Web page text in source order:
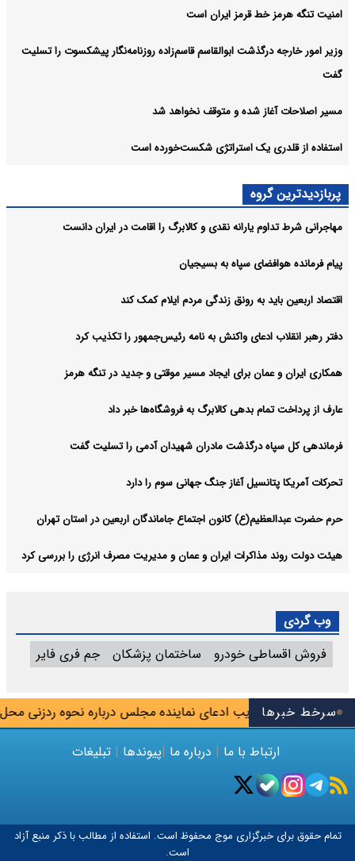
سرخط خبرهاتکذیب ادعای نماینده مجلس درباره نحوه ردزنی محل تیم
امنیت تنگه هرمز خط قرمز ایران است
وزیر امور خارجه درگذشت ابوالقاسم قاسم‌زاده روزنامه‌نگار پیشکسوت را تسلیت
گفت
مسیر اصلاحات آغاز شده و متوقف نخواهد شد
استفاده از قلدری یک استراتژی شکست‌خورده است
پربازدیدترین گروه
مهاجرانی شرط تداوم یارانه نقدی و کالابرگ را اقامت در ایران دانست
پیام فرمانده هوافضای سپاه به بسیجیان
اقتصاد اربعین باید به رونق زندگی مردم ایلام کمک کند
دفتر رهبر انقلاب ادعای واکنش به نامه رئیس‌جمهور را تکذیب کرد
همکاری ایران و عمان برای ایجاد مسیر موقتی و جدید در تنگه هرمز
عارف از پرداخت تمام بدهی کالابرگ به فروشگاه‌ها خبر داد
فرماندهی کل سپاه درگذشت مادران شهیدان آدمی را تسلیت گفت
تحرکات آمریکا پتانسیل آغاز جنگ جهانی سوم را دارد
حرم حضرت عبدالعظیم(ع) کانون اجتماع جاماندگان اربعین در استان تهران
هیئت دولت روند مذاکرات ایران و عمان و مدیریت مصرف انرژی را بررسی کرد
وب گردی
فروش اقساطی خودرو
ساختمان پزشکان جم فری فایر
ارتباط با ما | درباره ما |پیوندها | تبلیغات
تمام حقوق برای خبرگزاری موج محفوظ است. استفاده از مطالب با ذکر منبع آزاد
است.